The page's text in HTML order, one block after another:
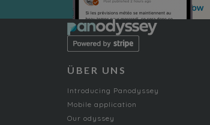
ÜBER UNS
Introducing Panodyssey
Mobile application
Our odyssey